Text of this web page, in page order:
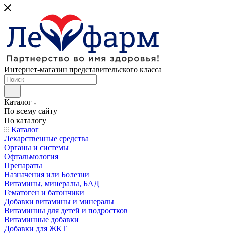
Интернет-магазин представительского класса
Каталог
По всему сайту
По каталогу
Каталог
Лекарственные средства
Органы и системы
Офтальмология
Препараты
Назначения или Болезни
Витамины, минералы, БАД
Гематоген и батончики
Добавки витамины и минералы
Витаминны для детей и подростков
Витаминные добавки
Добавки для ЖКТ